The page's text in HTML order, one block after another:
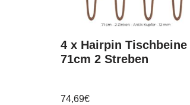
4 x Hairpin Tischbeine
71cm 2 Streben
74,69€